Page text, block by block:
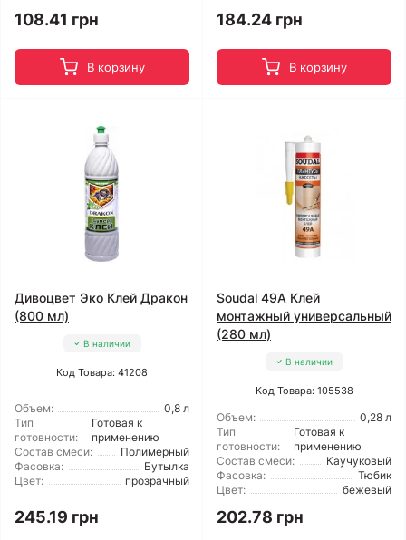
108.41 грн
В корзину
184.24 грн
В корзину
Дивоцвет Эко Клей Дракон
(800 мл)
В наличии
Код Товара: 41208
Объем:
0,8 л
Тип
готовности:
Готовая к
применению
Состав смеси:
Полимерный
Фасовка:
Бутылка
Цвет:
прозрачный
245.19 грн
Soudal 49A Клей
монтажный универсальный
(280 мл)
В наличии
Код Товара: 105538
Объем:
0,28 л
Тип
готовности:
Готовая к
применению
Состав смеси:
Каучуковый
Фасовка:
Тюбик
Цвет:
бежевый
202.78 грн